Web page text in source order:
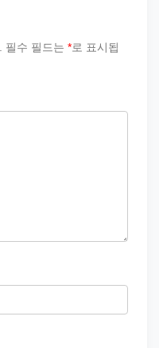
필수 필드는 *로 표시됩